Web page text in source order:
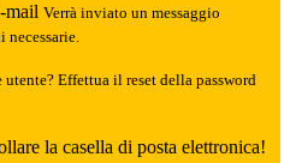
mail Verrà inviato un messaggio
Effettua il reset della password
la casella di posta elettronica!